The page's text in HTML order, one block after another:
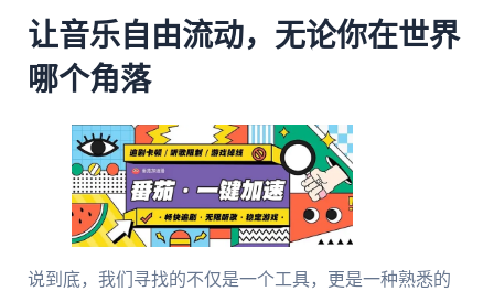
让音乐自由流动，无论你在世界
哪个角落
说到底，我们寻找的不仅是一个工具，更是一种熟悉的